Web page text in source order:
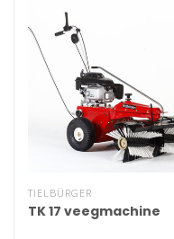
TIELBÜRGER
TK 17 veegmachine